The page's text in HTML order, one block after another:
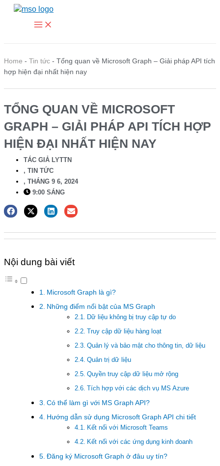
Nhảy
Main
Menu
Home - Tin tức - Tổng quan về Microsoft Graph – Giải pháp API tích
hợp hiện đại nhất hiện nay
TỔNG QUAN VỀ MICROSOFT
GRAPH – GIẢI PHÁP API TÍCH HỢP
HIỆN ĐẠI NHẤT HIỆN NAY
TÁC GIẢ LYTTN
, TIN TỨC
, THÁNG 9 6, 2024
9:00 SÁNG
Nội dung bài viết
Microsoft Graph là gì?
Những điểm nổi bật của MS Graph
Dữ liệu không bị truy cập tự do
Truy cập dữ liệu hàng loạt
Quản lý và bảo mật cho thông tin, dữ liệu
Quản trị dữ liệu
Quyền truy cập dữ liệu mở rộng
Tích hợp với các dịch vụ MS Azure
Có thể làm gì với MS Graph API?
Hướng dẫn sử dụng Microsoft Graph API chi tiết
Kết nối với Microsoft Teams
Kết nối với các ứng dụng kinh doanh
Đăng ký Microsoft Graph ở đâu uy tín?